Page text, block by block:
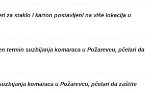
za staklo i karton postavljeni na više lokacija u
termin suzbijanja komaraca u Požarevcu, pčelari da
komaraca u Požarevcu, pčelari da zaštite